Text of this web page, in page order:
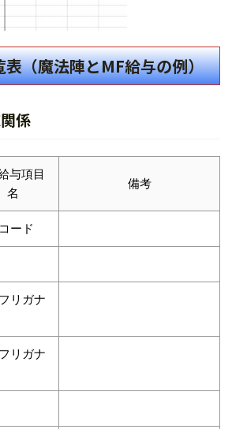
表（魔法陣とMF給与の例）
係
与項目
名
備考
ード
リガナ
リガナ